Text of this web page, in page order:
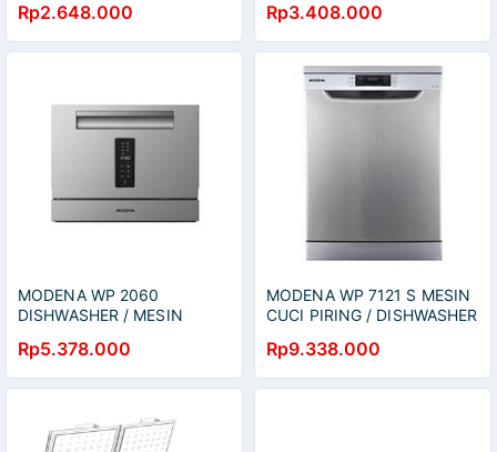
Rp2.648.000 Rp3.408.000
MODENA WP 2060
DISHWASHER / MESIN
Rp5.378.000
MODENA WP 7121 S MESIN
CUCI PIRING / DISHWASHER
Rp9.338.000